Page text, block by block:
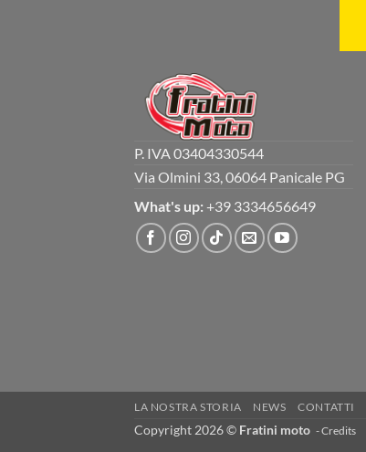
P. IVA 03404330544
Via Olmini 33, 06064 Panicale PG
What's up: +39 3334656649
LA NOSTRA STORIA NEWS CONTATTI
Copyright 2026 © Fratini moto -Credits